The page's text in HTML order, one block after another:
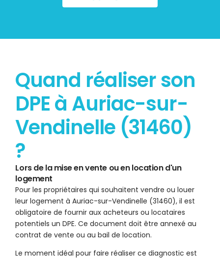
Quand réaliser son
DPE à Auriac-sur-
Vendinelle (31460)
?
Lors de la mise en vente ou en location d'un
logement
Pour les propriétaires qui souhaitent vendre ou louer
leur logement à Auriac-sur-Vendinelle (31460), il est
obligatoire de fournir aux acheteurs ou locataires
potentiels un DPE. Ce document doit être annexé au
contrat de vente ou au bail de location.
Le moment idéal pour faire réaliser ce diagnostic est